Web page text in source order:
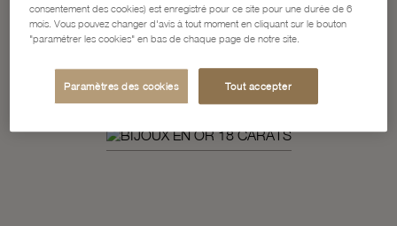
Les astres révèlent
Votre Lumière
consentement des cookies) est enregistré pour ce site pour une durée de 6
mois. Vous pouvez changer d'avis à tout moment en cliquant sur le bouton
"paramétrer les cookies" en bas de chaque page de notre site.
Paramètres des cookies Tout accepter